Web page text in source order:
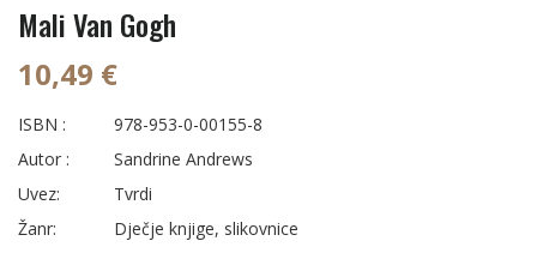
Mali Van Gogh
10,49 €
ISBN :
978-953-0-00155-8
Autor :
Sandrine Andrews
Uvez:
Tvrdi
Žanr:
Dječje knjige, slikovnice